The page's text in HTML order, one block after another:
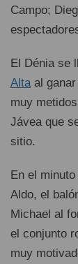
Campo;
El Dénia se
Altaal ganar
muy
Jávea que
sitio.
En el
Aldo, el
Michael al
el conjunto
muy